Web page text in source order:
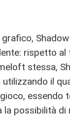
rispetto
stessa,
il
essendo
la possibilità di